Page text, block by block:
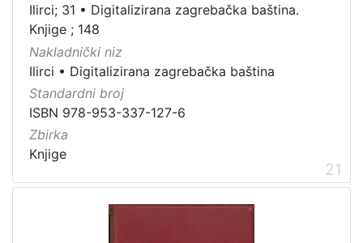
Ilirci; 31 • Digitalizirana zagrebačka baština.
Knjige ; 148
Nakladnički niz
Ilirci • Digitalizirana zagrebačka baština
Standardni broj
ISBN 978-953-337-127-6
Zbirka
Knjige
21